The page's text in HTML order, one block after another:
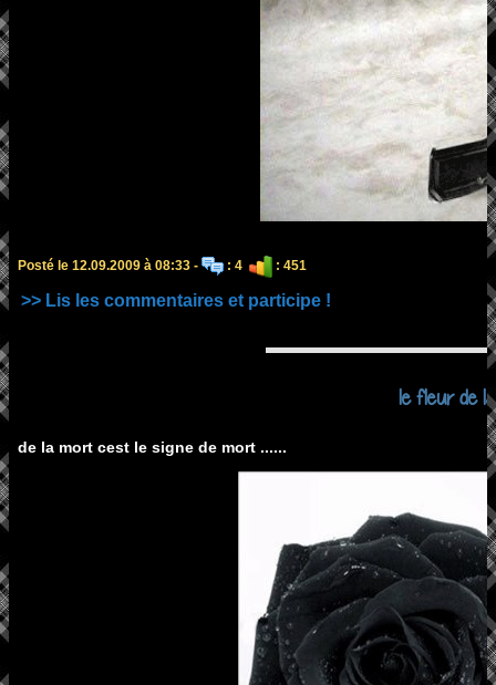
Posté le 12.09.2009 à 08:33 - : 4 : 451
>> Lis les commentaires et participe !
le fleur de la
de la mort cest le signe de mort ......